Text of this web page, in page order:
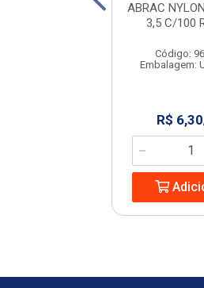
ABRAC
3,5 C/100
Código:
Embalagem:
R$